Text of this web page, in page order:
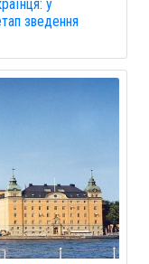
у
зведення